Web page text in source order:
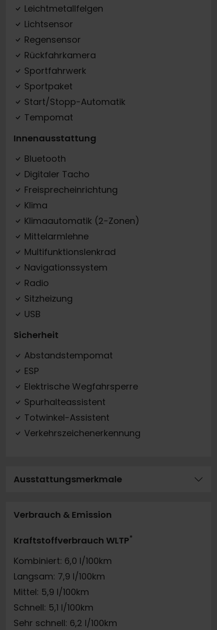
Leichtmetallfelgen
Lichtsensor
Regensensor
Rückfahrkamera
Sportfahrwerk
Sportpaket
Start/Stopp-Automatik
Tempomat
Innenausstattung
Bluetooth
Digitaler Tacho
Freisprecheinrichtung
Klima
Klimaautomatik (2-Zonen)
Mittelarmlehne
Multifunktionslenkrad
Navigationssystem
Radio
Sitzheizung
USB
Sicherheit
Abstandstempomat
ESP
Elektrische Wegfahrsperre
Spurhalteassistent
Totwinkel-Assistent
Verkehrszeichenerkennung
Ausstattungsmerkmale
Verbrauch & Emission
Kraftstoffverbrauch WLTP*
Kombiniert: 6,0 l/100km
Langsam: 7,9 l/100km
Mittel: 5,9 l/100km
Schnell: 5,1 l/100km
Sehr schnell: 6,2 l/100km